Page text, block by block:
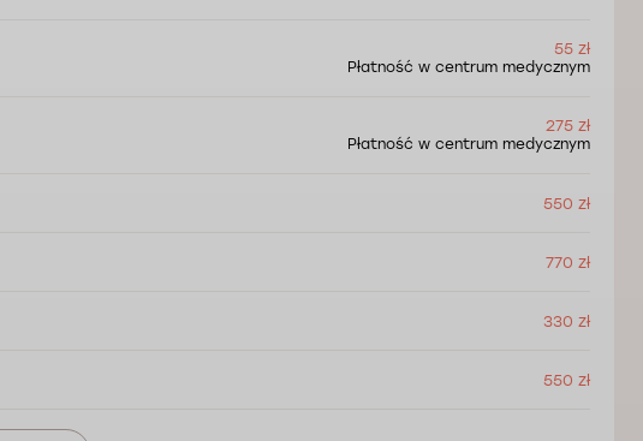
55 zł
Płatność w centrum medycznym
275 zł
Płatność w centrum medycznym
550 zł
770 zł
330 zł
550 zł